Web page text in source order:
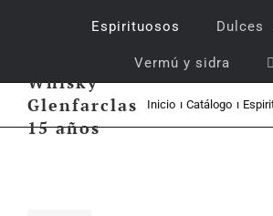
Espirituosos Dulces
Vermú y sidra
Whisky
Glenfarclas
15 años
Inicio Catálogo